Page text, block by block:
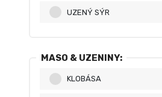
UZENÝ SÝR
MASO & UZENINY:
KLOBÁSA